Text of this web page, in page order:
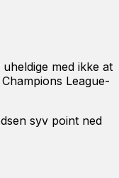
med ikke at
League-
syv point ned